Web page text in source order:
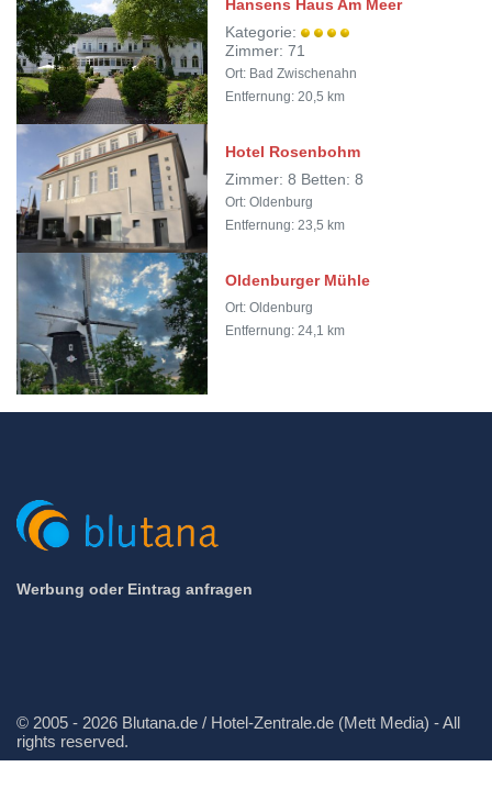
Hansens Haus Am Meer
Kategorie:
Zimmer: 71
Ort: Bad Zwischenahn
Entfernung: 20,5 km
Hotel Rosenbohm
Zimmer: 8 Betten: 8
Ort: Oldenburg
Entfernung: 23,5 km
Oldenburger Mühle
Ort: Oldenburg
Entfernung: 24,1 km
Werbung oder Eintrag anfragen
© 2005 - 2026 Blutana.de / Hotel-Zentrale.de (Mett Media) - All
rights reserved.